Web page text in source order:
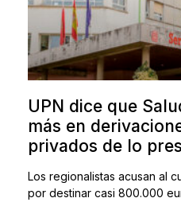
UPN dice que
más en
privados de lo
Los regionalistas acusan al
por destinar casi 800.000